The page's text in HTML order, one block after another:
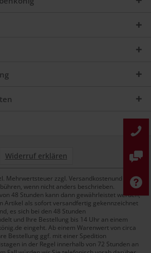
Widerruf erklären
Mehrwertsteuer zzgl. Versandkostenund ggf.
wenn nicht anders beschrieben.
48 Stunden kann dann gewährleistet werden,
Artikel als sofort versandfertig gekennzeichnet
es sich bei den 48 Stunden
und Ihre Bestellung bis 14 Uhr an einem
eingeht. Ab einem Warenwert von circa
Bestellung ggf. mit einer Spedition
in der Regel innerhalb von 72 Stunden an